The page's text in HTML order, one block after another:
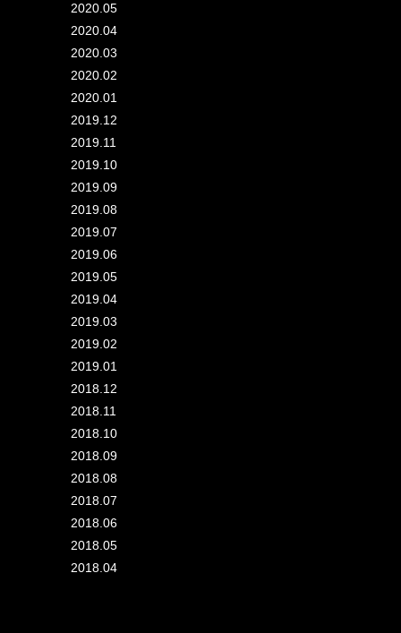
2020.05
2020.04
2020.03
2020.02
2020.01
2019.12
2019.11
2019.10
2019.09
2019.08
2019.07
2019.06
2019.05
2019.04
2019.03
2019.02
2019.01
2018.12
2018.11
2018.10
2018.09
2018.08
2018.07
2018.06
2018.05
2018.04